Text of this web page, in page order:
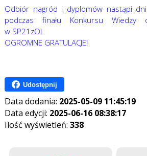
Odbiór nagród i dyplomów nastąpi
podczas finału Konkursu Wiedzy
w SP21zOI.
OGROMNE GRATULACJE!
Udostępnij
Data dodania: 2025-05-09 11:45:19
Data edycji: 2025-06-16 08:38:17
Ilość wyświetleń: 338